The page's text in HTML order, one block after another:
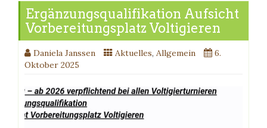
Ergänzungsqualifikation Aufsicht
Vorbereitungsplatz Voltigieren
Daniela Janssen Aktuelles, Allgemein
6.
Oktober 2025